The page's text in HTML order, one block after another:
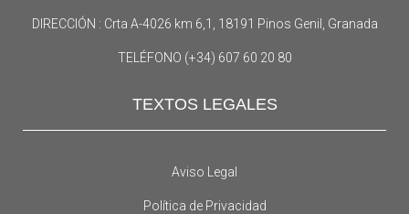
DIRECCIÓN : Crta A-4026 km 6,1, 18191 Pinos Genil, Granada
TELÉFONO (+34) 607 60 20 80
TEXTOS LEGALES
Aviso Legal
Política de Privacidad